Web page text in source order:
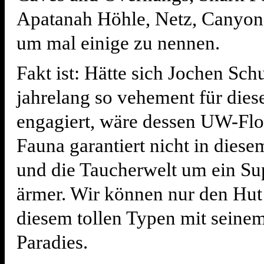
Apatanah Höhle, Netz,
um mal einige zu nennen.
Fakt ist: Hätte sich Jochen
jahrelang so vehement für
engagiert, wäre dessen UW-
Fauna garantiert nicht in
und die Taucherwelt um ein
ärmer. Wir können nur den
diesem tollen Typen mit
Paradies.